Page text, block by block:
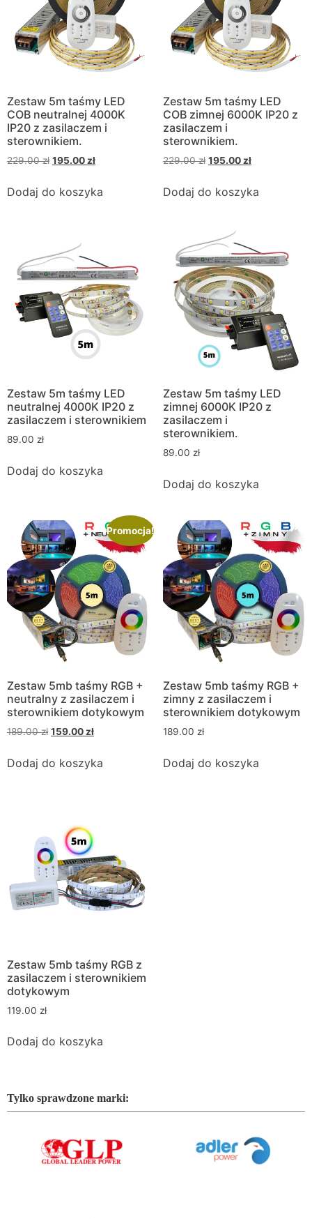
Zestaw 5m taśmy LED
COB neutralnej 4000K
IP20 z zasilaczem i
sterownikiem.
229.00zł 195.00 zł
Dodaj do koszyka
Zestaw 5m taśmy LED
COB zimnej 6000K IP20 z
zasilaczem i
sterownikiem.
229.00zł 195.00 zł
Dodaj do koszyka
Zestaw 5m taśmy LED
neutralnej 4000K IP20 z
zasilaczem i sterownikiem
89.00 zł
Dodaj do koszyka
Zestaw 5m taśmy LED
zimnej 6000K IP20 z
zasilaczem i
sterownikiem.
89.00 zł
Dodaj do koszyka
Promocja!
Zestaw 5mb taśmy RGB +
neutralny z zasilaczem i
sterownikiem dotykowym
189.00zł 159.00 zł
Dodaj do koszyka
Zestaw 5mb taśmy RGB +
zimny z zasilaczem i
sterownikiem dotykowym
189.00 zł
Dodaj do koszyka
Zestaw 5mb taśmy RGB z
zasilaczem i sterownikiem
dotykowym
119.00 zł
Dodaj do koszyka
Tylko sprawdzone marki: